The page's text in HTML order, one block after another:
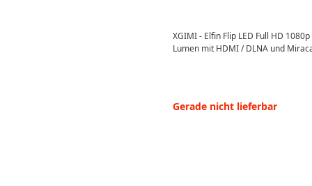
XGIMI - Elfin Flip LED Full HD
Lumen mit HDMI / DLNA und
Gerade nicht lieferbar